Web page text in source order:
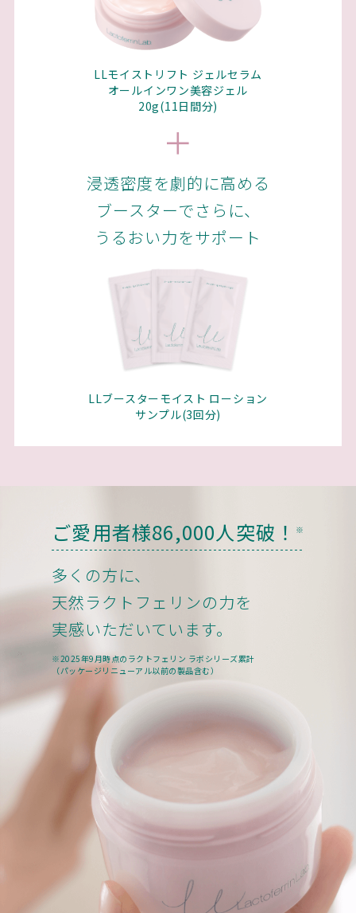
LLモイストリフト ジェルセラム
オールインワン美容ジェル
20g(11日間分)
浸透密度を劇的に高める
ブースターでさらに、
うるおい力をサポート
LLブースターモイスト ローション
サンプル(3回分)
ご愛用者様86,000人突破！ ※
多くの方に、
天然ラクトフェリンの力を
実感いただいています。
※2025年9月時点のラクトフェリン ラボシリーズ累計
（パッケージリニューアル以前の製品含む）